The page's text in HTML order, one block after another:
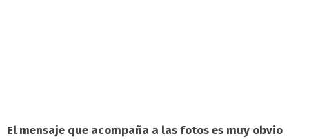
El mensaje que acompaña a las fotos es muy obvio